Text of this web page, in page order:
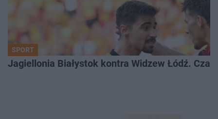
SPORT
Jagiellonia Białystok kontra Widzew Łódź.